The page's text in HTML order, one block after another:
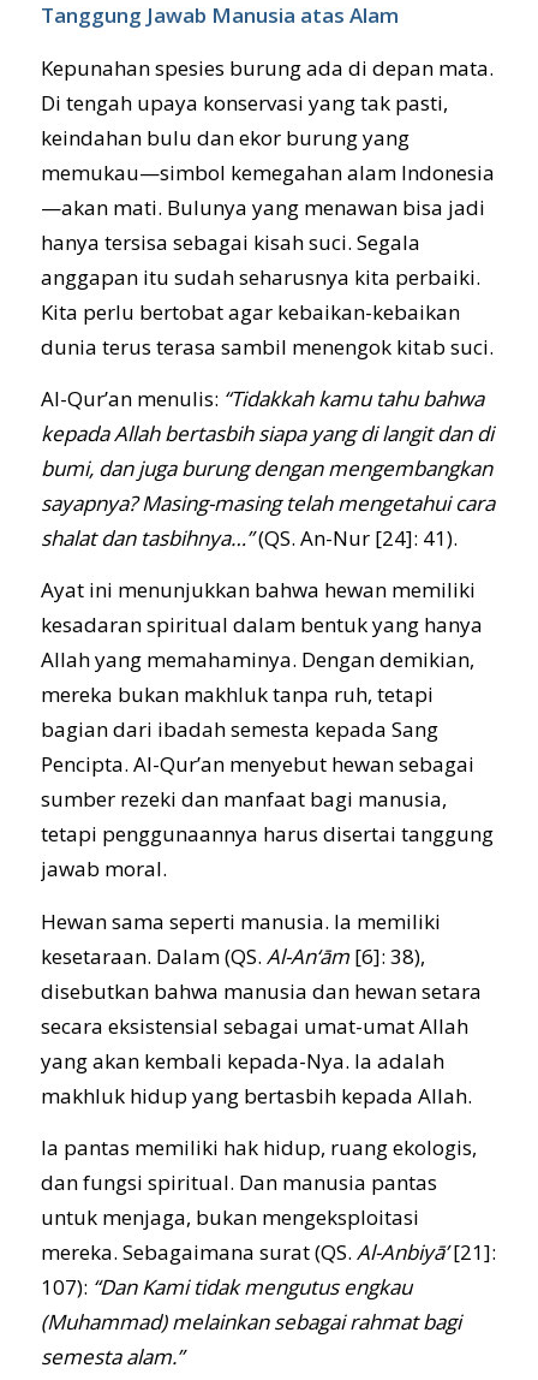
Tanggung Jawab Manusia atas Alam
Kepunahan spesies burung ada di depan mata.
Di tengah upaya konservasi yang tak pasti,
keindahan bulu dan ekor burung yang
memukau—simbol kemegahan alam Indonesia
—akan mati. Bulunya yang menawan bisa jadi
hanya tersisa sebagai kisah suci. Segala
anggapan itu sudah seharusnya kita perbaiki.
Kita perlu bertobat agar kebaikan-kebaikan
dunia terus terasa sambil menengok kitab suci.
Al-Qur’an menulis: “Tidakkah kamu tahu bahwa
kepada Allah bertasbih siapa yang di langit dan di
bumi, dan juga burung dengan mengembangkan
sayapnya? Masing-masing telah mengetahui cara
shalat dan tasbihnya…”(QS. An-Nur [24]: 41).
Ayat ini menunjukkan bahwa hewan memiliki
kesadaran spiritual dalam bentuk yang hanya
Allah yang memahaminya. Dengan demikian,
mereka bukan makhluk tanpa ruh, tetapi
bagian dari ibadah semesta kepada Sang
Pencipta. Al-Qur’an menyebut hewan sebagai
sumber rezeki dan manfaat bagi manusia,
tetapi penggunaannya harus disertai tanggung
jawab moral.
Hewan sama seperti manusia. Ia memiliki
kesetaraan. Dalam (QS. Al-An‘ām[6]: 38),
disebutkan bahwa manusia dan hewan setara
secara eksistensial sebagai umat-umat Allah
yang akan kembali kepada-Nya. Ia adalah
makhluk hidup yang bertasbih kepada Allah.
Ia pantas memiliki hak hidup, ruang ekologis,
dan fungsi spiritual. Dan manusia pantas
untuk menjaga, bukan mengeksploitasi
mereka. Sebagaimana surat (QS. Al-Anbiyā’[21]:
107): “Dan Kami tidak mengutus engkau
(Muhammad) melainkan sebagai rahmat bagi
semesta alam.”